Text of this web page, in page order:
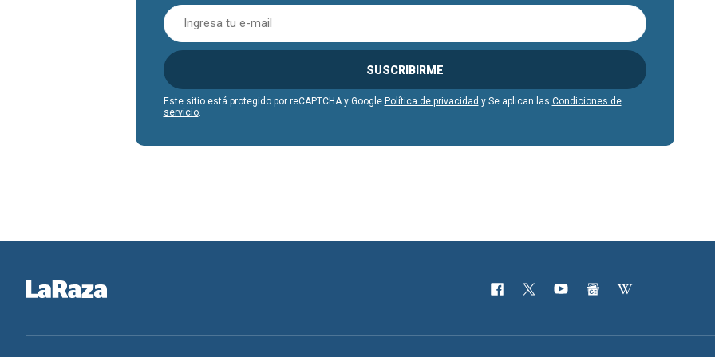
SUSCRIBIRME
Este sitio está protegido por reCAPTCHA y Google Política de privacidad y Se aplican las Condiciones de
servicio.